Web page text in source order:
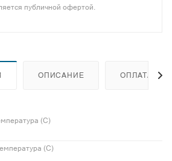
публичной офертой.
ОПИСАНИЕ ОПЛАТА
(С)
(С)